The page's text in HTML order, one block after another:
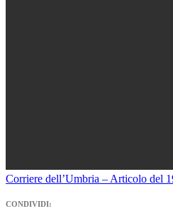
Corriere dell’Umbria – Articolo del
CONDIVIDI: